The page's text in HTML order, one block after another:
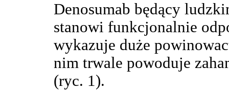
Denosumab będący
stanowi funkcjonalnie
wykazuje duże
nim trwale powoduje
(ryc. 1).